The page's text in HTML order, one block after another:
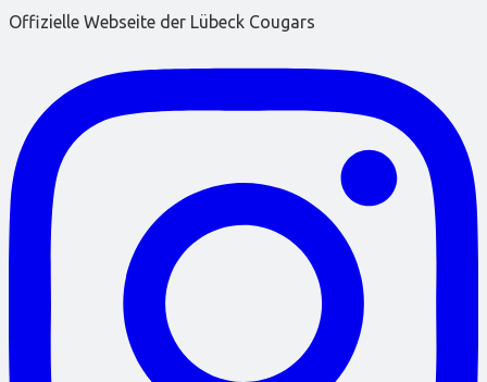
Offizielle Webseite der Lübeck Cougars